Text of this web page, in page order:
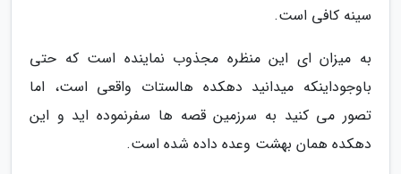
سینه کافی است.
به میزان ای این منظره مجذوب نماینده است که حتی
باوجوداینکه میدانید دهکده هالستات واقعی است، اما
تصور می کنید به سرزمین قصه ها سفرنموده اید و این
دهکده همان بهشت وعده داده شده است.